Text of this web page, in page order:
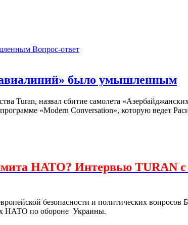
Вопрос-ответ
авиалиний» было умышленным
Turan, назвал сбитие самолета
«Modern Conversation», которую ведет
НАТО? Интервью TURAN
безопасности и политических
НАТО по обороне Украины.